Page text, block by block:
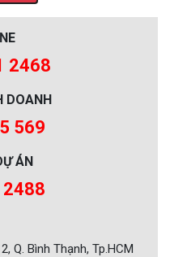
2468
DOANH
569
ÁN
Q. Bình Thạnh, Tp.HCM